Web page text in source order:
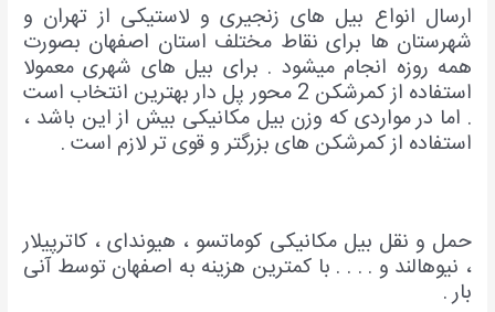
ارسال انواع بیل های زنجیری و لاستیکی از تهران و
شهرستان ها برای نقاط مختلف استان اصفهان بصورت
همه روزه انجام میشود . برای بیل های شهری معمولا
استفاده از کمرشکن 2 محور پل دار بهترین انتخاب است
. اما در مواردی که وزن بیل مکانیکی بیش از این باشد ،
استفاده از کمرشکن های بزرگتر و قوی تر لازم است .
حمل و نقل بیل مکانیکی کوماتسو ، هیوندای ، کاترپیلار
، نیوهالند و . . . . با کمترین هزینه به اصفهان توسط آنی
بار .